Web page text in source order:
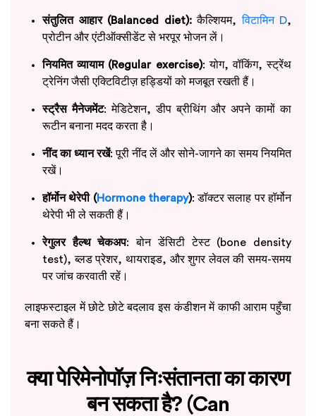
संतुलित आहार (Balanced diet):कैल्शियम,विटामिन D,
प्रोटीन और एंटीऑक्सीडेंट से भरपूर भोजन लें।
नियमित व्यायाम (Regular exercise): योग, वॉकिंग, स्ट्रेंथ
ट्रेनिंग जैसी एक्टिविटीज़ हड्डियों को मजबूत रखती हैं।
स्ट्रैस मैनेजमेंट: मेडिटेशन, डीप ब्रीथिंग और अपने कामों का
रूटीन बनाना मदद करता है।
नींद का ध्यान रखें: पूरी नींद लें और सोने-जागने का समय नियमित
रखें।
हॉर्मोन थेरेपी (Hormone therapy): डॉक्टर सलाह पर हॉर्मोन
थेरेपी भी ले सकती हैं।
रेगुलर हैल्थ चेकअप: बोन डेंसिटी टेस्ट (bone density
test), ब्लड प्रेशर, थायराइड, और शुगर लेवल की समय-समय
पर जांच करवाती रहें।
लाइफस्टाइल में छोटे छोटे बदलाव इस कंडीशन में काफी आराम पहुँचा
बना सकते हैं।
क्या पेरिमेनोपॉज़ निःसंतानता का कारण
बन सकता है? (Can